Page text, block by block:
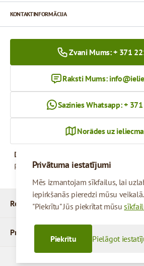
Privātuma iestatījumi
Mēs izmantojam sīkfailus, lai
iepirkšanās pieredzi mūsu
"Piekrītu" Jūs piekrītat mūsu
Pielāgot
Piekrītu
Rekvizīti
Produkti
KONTAKTINFORMĀCIJA
Zvani Mums: + 371
Raksti Mums:
Sazinies Whatsapp: +
Norādes uz
Darba Laiks
Pirmdiena - Piektdiena